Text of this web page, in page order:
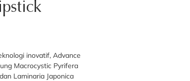
inovatif, Advance
Macrocystic Pyrifera
Laminaria Japonica